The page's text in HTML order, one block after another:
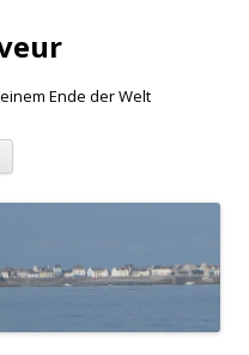
Ende der Welt
Springe
Inhalt